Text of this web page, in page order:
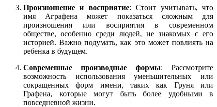
Произношение и восприятие: Стоит учитывать, что
имя Аграфена может показаться сложным для
произношения или восприятия в современном
обществе, особенно среди людей, не знакомых с его
историей. Важно подумать, как это может повлиять на
ребенка в будущем.
Современные производные формы: Рассмотрите
возможность использования уменьшительных или
сокращенных форм имени, таких как Груня или
Графена, которые могут быть более удобными в
повседневной жизни.